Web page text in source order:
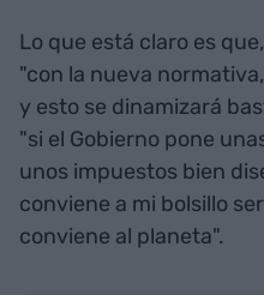
Lo que está claro es
"con la nueva
y esto se dinamizará
"si el Gobierno pone
unos impuestos bien
conviene a mi bolsillo
conviene al planeta".